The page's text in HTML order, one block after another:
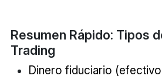
Resumen Rápido: Tipos
Trading
Dinero fiduciario